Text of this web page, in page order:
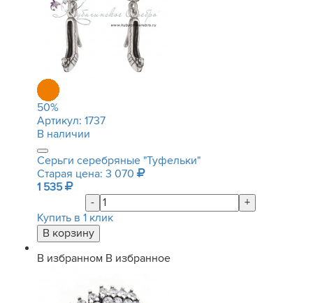
50%
Артикул: 1737
В наличии
Серьги серебряные "Туфельки"
Старая цена: 3 070
1 535
-
+
Купить в 1 клик
В избранном В избранное